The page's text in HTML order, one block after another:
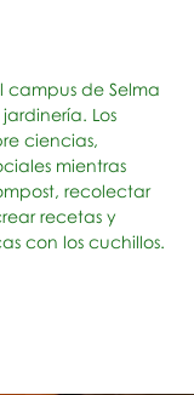
campus de Selma
Los
ciencias,
mientras
recolectar
recetas y
con los cuchillos.